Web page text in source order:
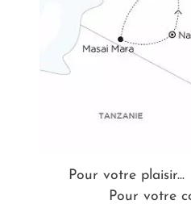
Pour votre plaisir...
Pour votre